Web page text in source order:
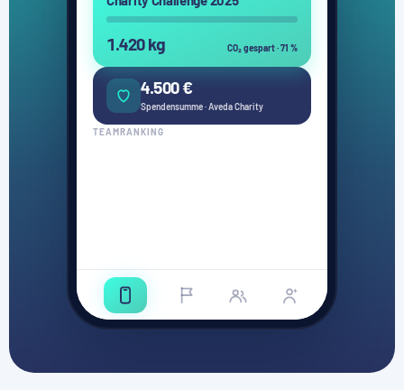
1.420 kg CO₂ gespart · 71 %
4.500 €
Spendensumme · Aveda Charity
TEAMRANKING